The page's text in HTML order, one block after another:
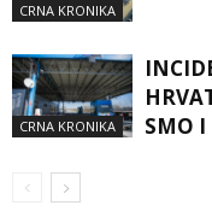
CRNA KRONIKA
CRNA KRONIKA
SMO I